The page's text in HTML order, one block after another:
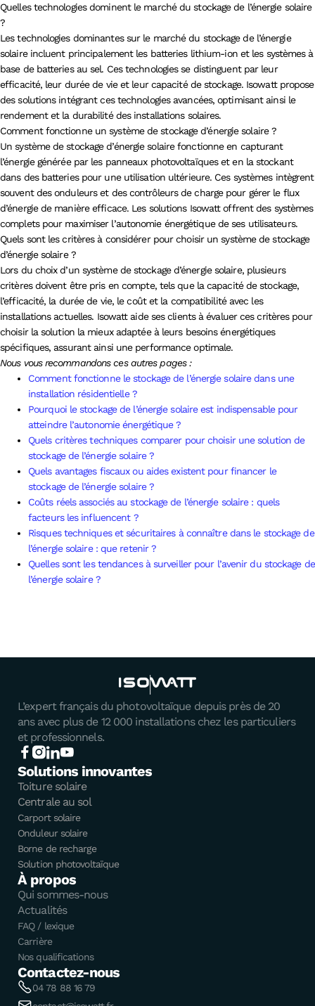
Quelles technologies dominent le marché du stockage de l’énergie solaire
?
Les technologies dominantes sur le marché du stockage de l’énergie
solaire incluent principalement les batteries lithium-ion et les systèmes à
base de batteries au sel. Ces technologies se distinguent par leur
efficacité, leur durée de vie et leur capacité de stockage. Isowatt propose
des solutions intégrant ces technologies avancées, optimisant ainsi le
rendement et la durabilité des installations solaires.
Comment fonctionne un système de stockage d’énergie solaire ?
Un système de stockage d’énergie solaire fonctionne en capturant
l’énergie générée par les panneaux photovoltaïques et en la stockant
dans des batteries pour une utilisation ultérieure. Ces systèmes intègrent
souvent des onduleurs et des contrôleurs de charge pour gérer le flux
d’énergie de manière efficace. Les solutions Isowatt offrent des systèmes
complets pour maximiser l’autonomie énergétique de ses utilisateurs.
Quels sont les critères à considérer pour choisir un système de stockage
d’énergie solaire ?
Lors du choix d’un système de stockage d’énergie solaire, plusieurs
critères doivent être pris en compte, tels que la capacité de stockage,
l’efficacité, la durée de vie, le coût et la compatibilité avec les
installations actuelles. Isowatt aide ses clients à évaluer ces critères pour
choisir la solution la mieux adaptée à leurs besoins énergétiques
spécifiques, assurant ainsi une performance optimale.
Nous vous recommandons ces autres pages :
Comment fonctionne le stockage de l’énergie solaire dans une
installation résidentielle ?
Pourquoi le stockage de l’énergie solaire est indispensable pour
atteindre l’autonomie énergétique ?
Quels critères techniques comparer pour choisir une solution de
stockage de l’énergie solaire ?
Quels avantages fiscaux ou aides existent pour financer le
stockage de l’énergie solaire ?
Coûts réels associés au stockage de l’énergie solaire : quels
facteurs les influencent ?
Risques techniques et sécuritaires à connaître dans le stockage de
l’énergie solaire : que retenir ?
Quelles sont les tendances à surveiller pour l’avenir du stockage de
l’énergie solaire ?
L’expert français du photovoltaïque depuis près de 20
ans avec plus de 12 000 installations chez les particuliers
et professionnels.
Solutions innovantes
Toiture solaire
Centrale au sol
Carport solaire
Onduleur solaire
Borne de recharge
Solution photovoltaïque
À propos
Qui sommes-nous
Actualités
FAQ / lexique
Carrière
Nos qualifications
Contactez-nous
04 78 88 16 79